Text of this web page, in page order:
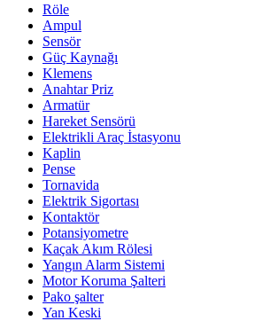
Röle
Ampul
Sensör
Güç Kaynağı
Klemens
Anahtar Priz
Armatür
Hareket Sensörü
Elektrikli Araç İstasyonu
Kaplin
Pense
Tornavida
Elektrik Sigortası
Kontaktör
Potansiyometre
Kaçak Akım Rölesi
Yangın Alarm Sistemi
Motor Koruma Şalteri
Pako şalter
Yan Keski